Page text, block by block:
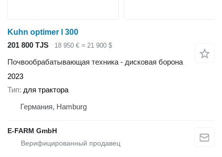
Kuhn optimer l 300
201 800 TJS
18 950 € ≈ 21 900 $
Почвообрабатывающая техника - дисковая борона
2023
Тип для трактора
Германия, Hamburg
E-FARM GmbH